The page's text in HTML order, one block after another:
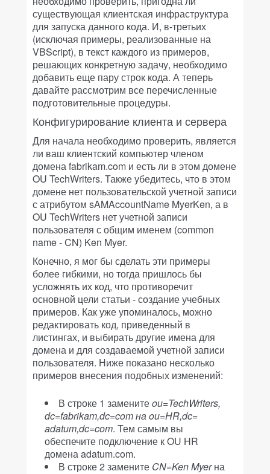
существующая клиентская инфраструктура
для запуска данного кода. И, в-третьих
(исключая примеры, реализованные на
VBScript), в текст каждого из примеров,
решающих конкретную задачу, необходимо
добавить еще пару строк кода. А теперь
давайте рассмотрим все перечисленные
подготовительные процедуры.
Конфигурирование клиента и сервера
Для начала необходимо проверить, является
ли ваш клиентский компьютер членом
домена fabrikam.com и есть ли в этом домене
OU TechWriters. Также убедитесь, что в этом
домене нет пользовательской учетной записи
с атрибутом sAMAccountName MyerKen, а в
OU TechWriters нет учетной записи
пользователя с общим именем (common
name - CN) Ken Myer.
Конечно, я мог бы сделать эти примеры
более гибкими, но тогда пришлось бы
усложнять их код, что противоречит
основной цели статьи - создание учебных
примеров. Как уже упоминалось, можно
редактировать код, приведенный в
листингах, и выбирать другие имена для
домена и для создаваемой учетной записи
пользователя. Ниже показано несколько
примеров внесения подобных изменений:
В строке 1 заменитеou=TechWriters,
dc=fabrikam,dc=comнаou=HR,dc=
adatum,dc=com. Тем самым вы
обеспечите подключение к OU HR
домена adatum.com.
В строке 2 замените CN=KenMyerна